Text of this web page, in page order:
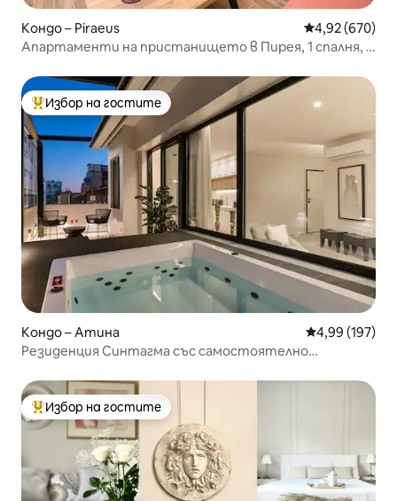
Кондо – Piraeus Средна
4,92 (670)
Апартаменти на пристанището в Пирея, 1 спалня, 4
Най-популярен избор на гостите
Избор на гостите
Кондо – Атина Средна
4,99 (197)
Резиденция Синтагма със самостоятелно
Най-популярен избор на гостите
Избор на гостите